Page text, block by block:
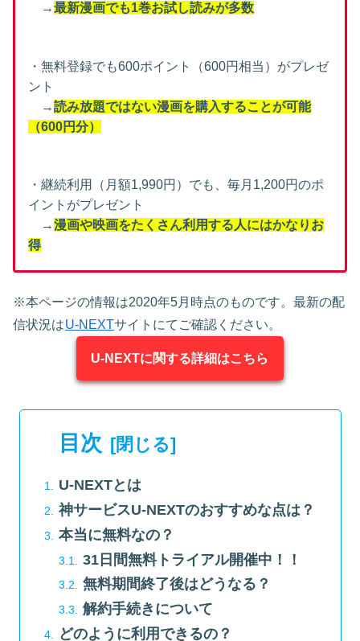
→最新漫画でも1巻お試し読みが多数
・無料登録でも600ポイント（600円相当）がプレゼ
ント
→読み放題ではない漫画を購入することが可能
（600円分）
・継続利用（月額1,990円）でも、毎月1,200円のポ
イントがプレゼント
→漫画や映画をたくさん利用する人にはかなりお
得
※本ページの情報は2020年5月時点のものです。最新の配
信状況はU-NEXTサイトにてご確認ください。
U-NEXTに関する詳細はこちら
目次
U-NEXTとは
神サービスU-NEXTのおすすめな点は？
本当に無料なの？
31日間無料トライアル開催中！！
無料期間終了後はどうなる？
解約手続きについて
どのように利用できるの？